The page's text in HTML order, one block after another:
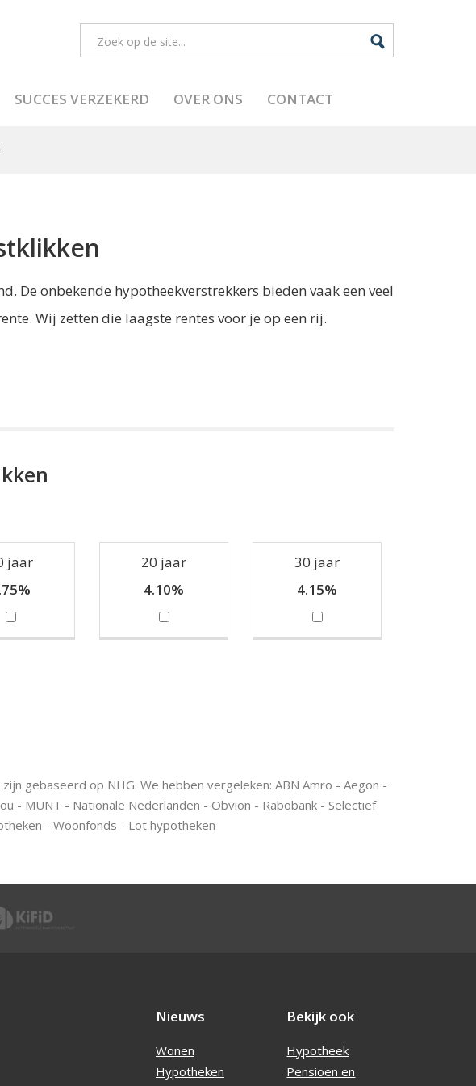
SUCCES VERZEKERD OVER ONS CONTACT
De onbekende hypotheekverstrekkers bieden vaak een veel
Wij zetten die laagste rentes voor je op een rij.
jaar
20 jaar
4.10%
30 jaar
4.15%
gebaseerd op NHG. We hebben vergeleken: ABN Amro - Aegon -
- MUNT - Nationale Nederlanden - Obvion - Rabobank - Selectief
- Woonfonds - Lot hypotheken
Nieuws
Wonen
Hypotheken
Bekijk ook
Hypotheek
Pensioen en